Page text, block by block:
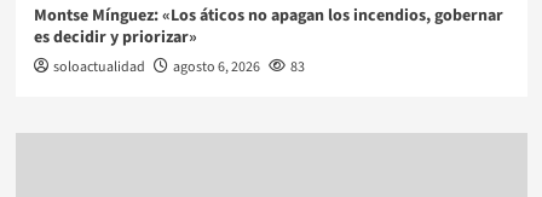
Montse Mínguez: «Los áticos no apagan los incendios, gobernar
es decidir y priorizar»
soloactualidad agosto 6, 2026 83